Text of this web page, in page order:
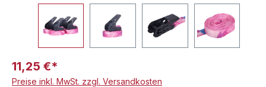
11,25 €*
Preise inkl. MwSt. zzgl. Versandkosten